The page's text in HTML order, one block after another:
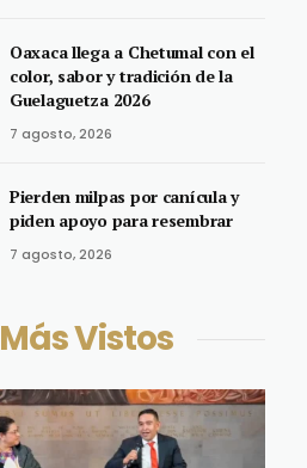
Oaxaca llega a Chetumal con el
color, sabor y tradición de la
Guelaguetza 2026
7 agosto, 2026
Pierden milpas por canícula y
piden apoyo para resembrar
7 agosto, 2026
Más Vistos